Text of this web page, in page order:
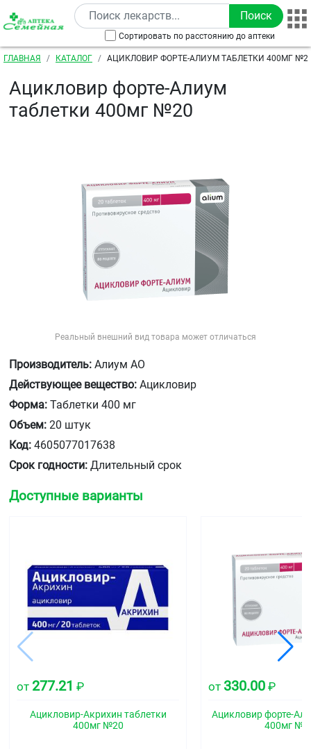
Перейти к основному содержанию
Сортировать по расстоянию до аптеки
Строка навигации
ГЛАВНАЯ КАТАЛОГ АЦИКЛОВИР ФОРТЕ-АЛИУМ ТАБЛЕТКИ 400МГ
Ацикловир форте-Алиум
таблетки 400мг №20
Реальный внешний вид товара может отличаться
Производитель: Алиум АО
Действующее вещество: Ацикловир
Форма: Таблетки 400 мг
Объем: 20 штук
Код: 4605077017638
Срок годности: Длительный срок
Доступные варианты
от 277.21 ₽
Ацикловир-Акрихин таблетки
400мг №20
от 330.00 ₽
Ацикловир форте-
400мг